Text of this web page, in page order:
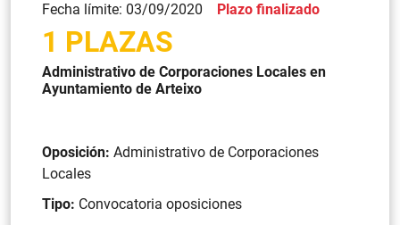
Fecha límite: 03/09/2020 Plazo finalizado
1 PLAZAS
Administrativo de Corporaciones Locales en
Ayuntamiento de Arteixo
Oposición: Administrativo de Corporaciones
Locales
Tipo: Convocatoria oposiciones